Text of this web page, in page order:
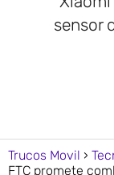
sensor
Trucos Movil
FTC promete